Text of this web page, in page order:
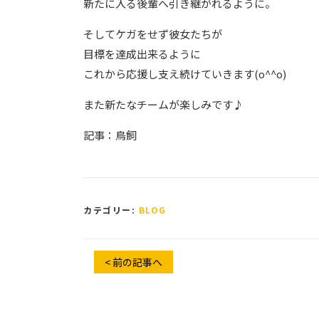
新たに入る後輩へ引き継がれるように。
そしてケガをせず彼女たちが
目標を達成出来るように
これから応援し支え続けていきます(o^^o)
また新たなチームが楽しみです♪
記事：鳥飼
カテゴリー: BLOG
< 前の記事へ